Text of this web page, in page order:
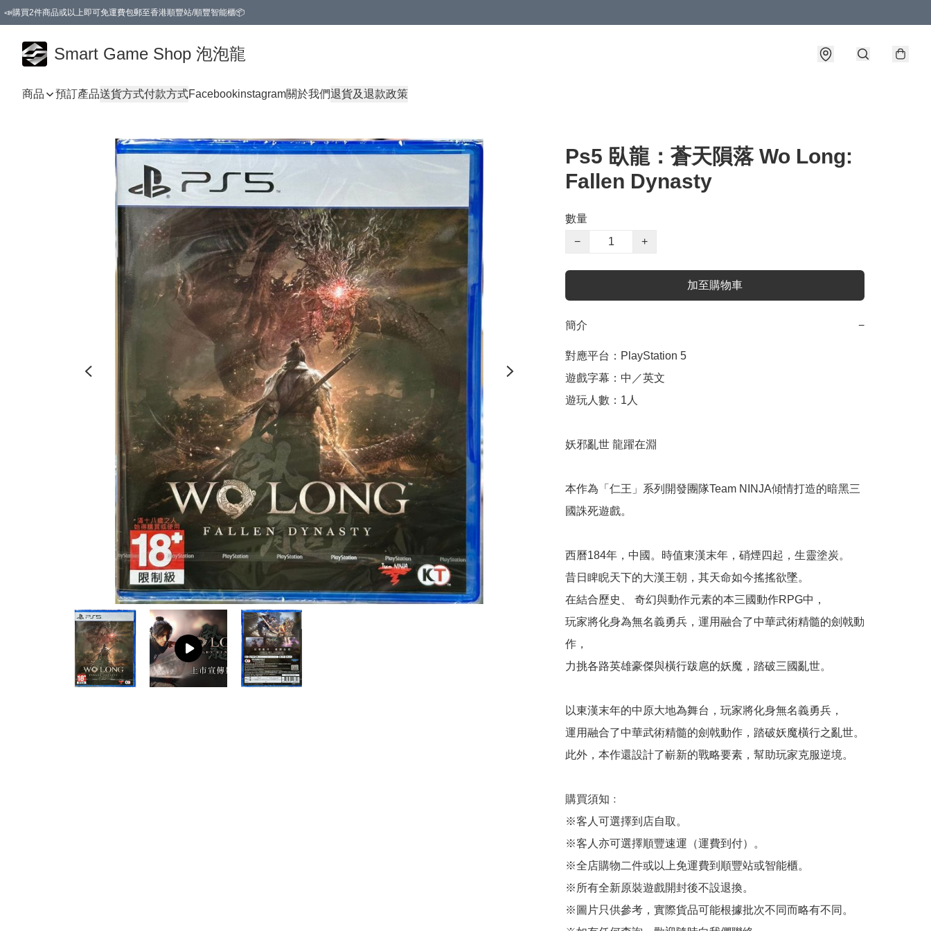
📣購買2件商品或以上即可免運費包郵至香港順豐站/順豐智能櫃📦
Smart Game Shop 泡泡龍
商品 預訂產品送貨方式付款方式Facebookinstagram關於我們退貨及退款政策
Ps5 臥龍：蒼天隕落 Wo Long:
Fallen Dynasty
數量
−
+
加至購物車
簡介 −
對應平台：PlayStation 5
遊戲字幕：中／英文
遊玩人數：1人
妖邪亂世 龍躍在淵
本作為「仁王」系列開發團隊Team NINJA傾情打造的暗黑三
國誅死遊戲。
西曆184年，中國。時值東漢末年，硝煙四起，生靈塗炭。
昔日睥睨天下的大漢王朝，其天命如今搖搖欲墜。
在結合歷史、 奇幻與動作元素的本三國動作RPG中，
玩家將化身為無名義勇兵，運用融合了中華武術精髓的劍戟動
作，
力挑各路英雄豪傑與橫行跋扈的妖魔，踏破三國亂世。
以東漢末年的中原大地為舞台，玩家將化身無名義勇兵，
運用融合了中華武術精髓的劍戟動作，踏破妖魔橫行之亂世。
此外，本作還設計了嶄新的戰略要素，幫助玩家克服逆境。
購買須知﹕
※客人可選擇到店自取。
※客人亦可選擇順豐速運（運費到付）。
※全店購物二件或以上免運費到順豐站或智能櫃。
※所有全新原裝遊戲開封後不設退換。
※圖片只供參考，實際貨品可能根據批次不同而略有不同。